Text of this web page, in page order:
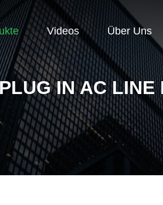
Videos Über Uns
IN AC LINE